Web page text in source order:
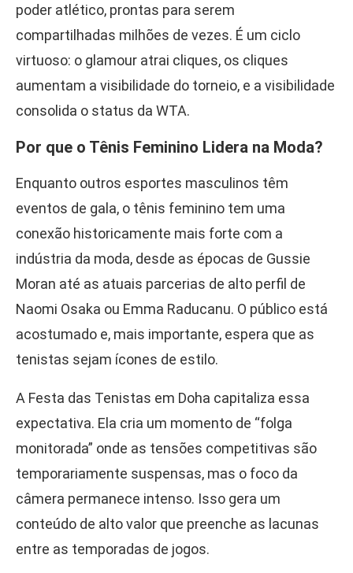
poder atlético, prontas para serem
compartilhadas milhões de vezes. É um ciclo
virtuoso: o glamour atrai cliques, os cliques
aumentam a visibilidade do torneio, e a visibilidade
consolida o status da WTA.
Por que o Tênis Feminino Lidera na Moda?
Enquanto outros esportes masculinos têm
eventos de gala, o tênis feminino tem uma
conexão historicamente mais forte com a
indústria da moda, desde as épocas de Gussie
Moran até as atuais parcerias de alto perfil de
Naomi Osaka ou Emma Raducanu. O público está
acostumado e, mais importante, espera que as
tenistas sejam ícones de estilo.
A Festa das Tenistas em Doha capitaliza essa
expectativa. Ela cria um momento de “folga
monitorada” onde as tensões competitivas são
temporariamente suspensas, mas o foco da
câmera permanece intenso. Isso gera um
conteúdo de alto valor que preenche as lacunas
entre as temporadas de jogos.